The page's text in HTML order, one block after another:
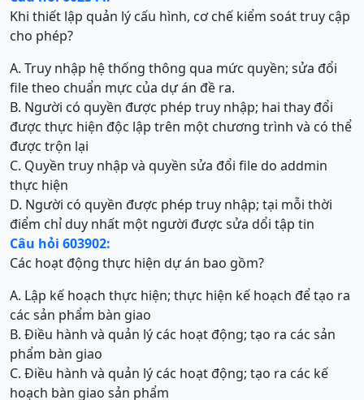
Khi thiết lập quản lý cấu hình, cơ chế kiểm soát truy cập
cho phép?
A. Truy nhập hệ thống thông qua mức quyền; sửa đổi
file theo chuẩn mực của dự án đề ra.
B. Người có quyền được phép truy nhập; hai thay đổi
được thực hiện độc lập trên một chương trình và có thể
được trộn lại
C. Quyền truy nhập và quyền sửa đổi file do addmin
thực hiện
D. Người có quyền được phép truy nhập; tại mỗi thời
điểm chỉ duy nhất một người được sửa dổi tập tin
Câu hỏi 603902:
Các hoạt động thực hiện dự án bao gồm?
A. Lập kế hoạch thực hiện; thực hiện kế hoạch để tạo ra
các sản phẩm bàn giao
B. Điều hành và quản lý các hoạt động; tạo ra các sản
phẩm bàn giao
C. Điều hành và quản lý các hoạt động; tạo ra các kế
hoạch bàn giao sản phẩm